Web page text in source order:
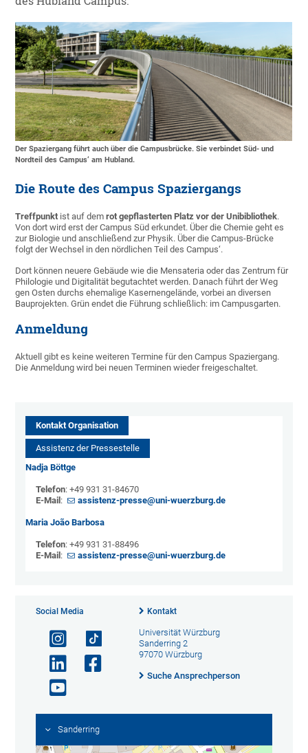
Der Spaziergang führt auch über die Campusbrücke. Sie verbindet Süd- und
Nordteil des Campus‘ am Hubland.
Die Route des Campus Spaziergangs
Treffpunkt ist auf demrot gepflasterten Platz vor der Unibibliothek.
Von dort wird erst der Campus Süd erkundet. Über die Chemie geht es
zur Biologie und anschließend zur Physik. Über die Campus-Brücke
folgt der Wechsel in den nördlichen Teil des Campus‘.
Dort können neuere Gebäude wie die Mensateria oder das Zentrum für
Philologie und Digitalität begutachtet werden. Danach führt der Weg
gen Osten durchs ehemalige Kasernengelände, vorbei an diversen
Bauprojekten. Grün endet die Führung schließlich: im Campusgarten.
Anmeldung
Aktuell gibt es keine weiteren Termine für den Campus Spaziergang.
Die Anmeldung wird bei neuen Terminen wieder freigeschaltet.
Kontakt Organisation
Assistenz der Pressestelle
Nadja Böttge
Telefon: +49 931 31-84670
E-Mail : assistenz-presse@uni-wuerzburg.de
Maria João Barbosa
Telefon: +49 931 31-88496
E-Mail : assistenz-presse@uni-wuerzburg.de
Social Media Kontakt
Universität Würzburg
Sanderring 2
97070 Würzburg
Suche Ansprechperson
Sanderring